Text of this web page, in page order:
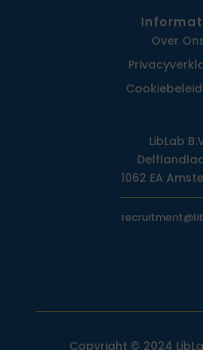
Over
Cookiebeleid
LibLab
1062 EA
Copyright © 2024